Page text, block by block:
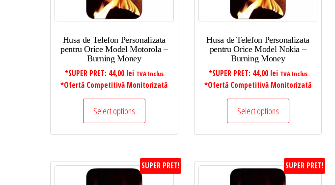
Husa de Telefon Personalizata
pentru Orice Model Motorola –
Burning Money
*SUPER PRET: 44,00 lei TVA Inclus
*Ofertă Competitivă Monitorizată
Select options
Husa de Telefon Personalizata
pentru Orice Model Nokia –
Burning Money
*SUPER PRET: 44,00 lei TVA Inclus
*Ofertă Competitivă Monitorizată
Select options
SUPER PRET! SUPER PRET!